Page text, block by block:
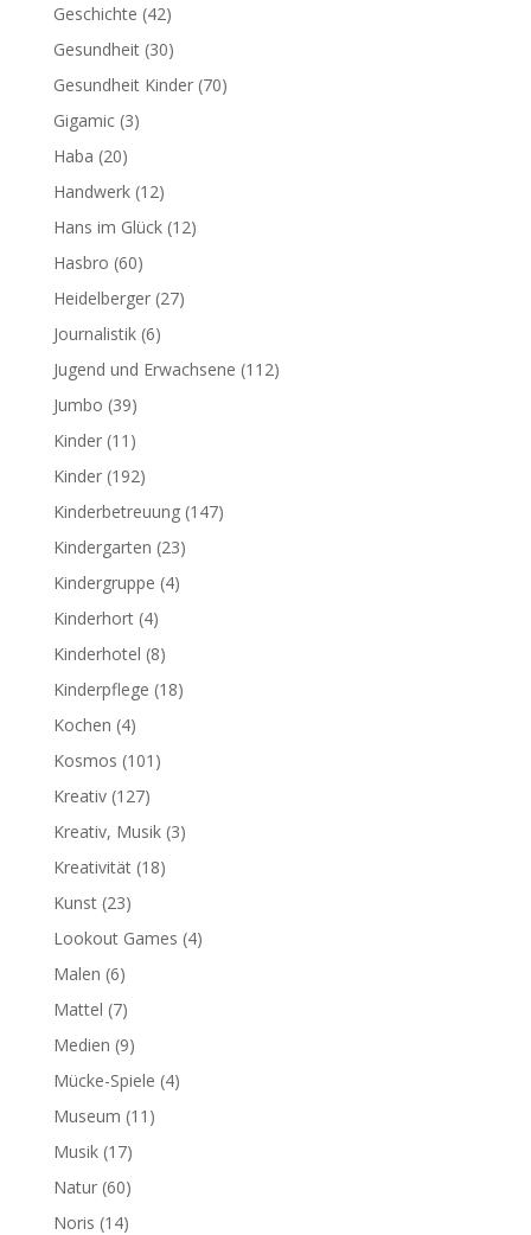
Geschichte (42)
Gesundheit(30)
Gesundheit Kinder(70)
Gigamic(3)
Haba (20)
Handwerk(12)
Hans im Glück(12)
Hasbro (60)
Heidelberger(27)
Journalistik(6)
Jugend und Erwachsene (112)
Jumbo (39)
Kinder(11)
Kinder(192)
Kinderbetreuung(147)
Kindergarten (23)
Kindergruppe (4)
Kinderhort(4)
Kinderhotel (8)
Kinderpflege (18)
Kochen (4)
Kosmos (101)
Kreativ(127)
Kreativ, Musik(3)
Kreativität(18)
Kunst(23)
Lookout Games (4)
Malen (6)
Mattel (7)
Medien (9)
Mücke-Spiele (4)
Museum (11)
Musik(17)
Natur(60)
Noris (14)